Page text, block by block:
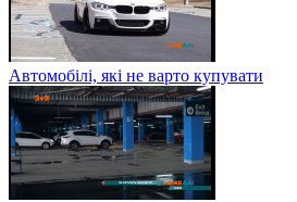
Автомобілі, які не варто купувати